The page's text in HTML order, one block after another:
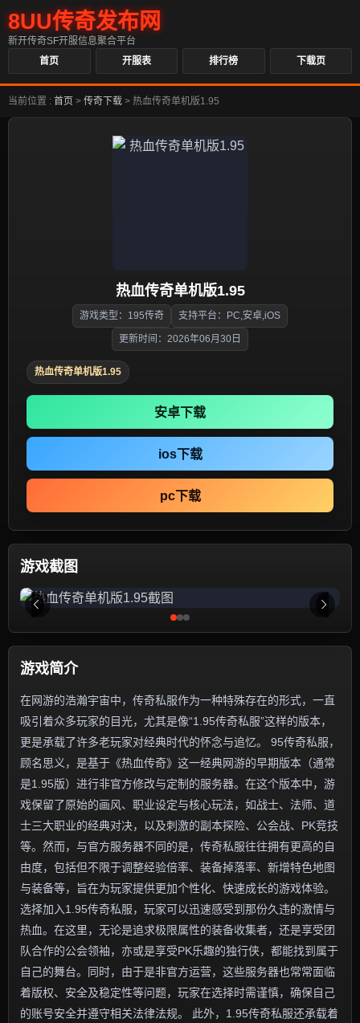
8UU传奇发布网
新开传奇SF开服信息聚合平台
首页
开服表 排行榜 下载页
当前位置 : 首页 > 传奇下载 > 热血传奇单机版1.95
热血传奇单机版1.95
游戏类型：195传奇 支持平台：PC,安卓,iOS
更新时间：2026年06月30日
热血传奇单机版1.95
安卓下载
ios下载
pc下载
游戏截图
游戏简介
在网游的浩瀚宇宙中，传奇私服作为一种特殊存在的形式，一直
吸引着众多玩家的目光，尤其是像“1.95传奇私服”这样的版本，
更是承载了许多老玩家对经典时代的怀念与追忆。 95传奇私服，
顾名思义，是基于《热血传奇》这一经典网游的早期版本（通常
是1.95版）进行非官方修改与定制的服务器。在这个版本中，游
戏保留了原始的画风、职业设定与核心玩法，如战士、法师、道
士三大职业的经典对决，以及刺激的副本探险、公会战、PK竞技
等。然而，与官方服务器不同的是，传奇私服往往拥有更高的自
由度，包括但不限于调整经验倍率、装备掉落率、新增特色地图
与装备等，旨在为玩家提供更加个性化、快速成长的游戏体验。
选择加入1.95传奇私服，玩家可以迅速感受到那份久违的激情与
热血。在这里，无论是追求极限属性的装备收集者，还是享受团
队合作的公会领袖，亦或是享受PK乐趣的独行侠，都能找到属于
自己的舞台。同时，由于是非官方运营，这些服务器也常常面临
着版权、安全及稳定性等问题，玩家在选择时需谨慎，确保自己
的账号安全并遵守相关法律法规。 此外，1.95传奇私服还承载着